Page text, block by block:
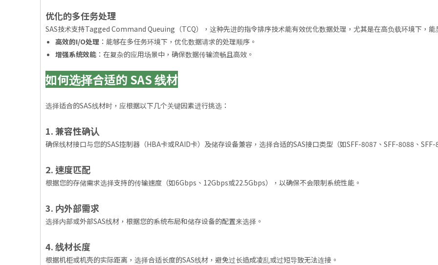
优化的多任务处理
SAS技术支持Tagged Command Queuing（TCQ），这种先进的指令排序技术能有效优化数据处理，尤其是在高负载环境下，
高效的I/O处理 ：能够在多任务环境下，优化数据请求的处理顺序。
增强系统效能 ：在复杂的应用场景中，确保数据传输流畅且高效。
如何选择合适的 SAS 线材
选择适合的SAS线材时，应根据以下几个关键因素进行挑选：
1. 兼容性确认
确保线材接口与您的SAS控制器（HBA卡或RAID卡）及储存设备兼容，选择合适的SAS接口类型（如SFF-8087、SFF-8088、
2. 速度匹配
根据您的存储需求选择支持的传输速度（如6Gbps、12Gbps或22.5Gbps），以确保不会限制系统性能。
3. 内外部需求
选择内部或外部SAS线材，根据您的系统布局和储存设备的配置来选择。
4. 线材长度
根据机柜或机壳的实际距离，选择合适长度的SAS线材，避免过长造成凌乱或过短导致无法连接。